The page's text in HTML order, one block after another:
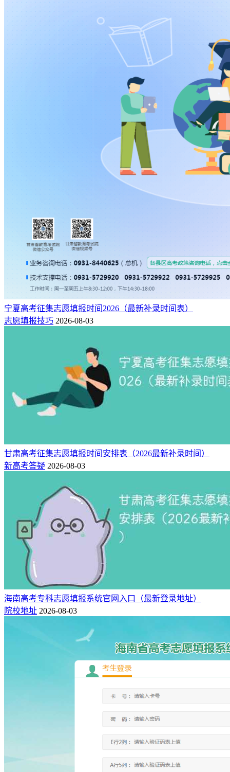
保健中心、体育医院或运动队医务室、社区卫生服务机构等单
位从事康复治疗工作。
随着高尔夫球场和足球场草坪的兴起，以及城市草坪绿化，让
草业科学专业人才需求不断攀升。作为一个既古老又年轻的专
业，毕业学生少，从业人数少，走上行业金字塔相对来说没那
辅导，优秀学生大三就能做硕士课题研究。作为中国农业大学
重点学科，草业科学系5年能拿到1个亿的科研基金。你说有多
8、核电专业
核电专业的冷门主要源于国人认为与“核”相关的工作是高辐
射、不安全的。另一方面的原因是核电相关专业的学生普遍需
要高学历，学习周期比较长，让很多学生望而却步。
宁夏高考征集志愿填报时间2026（最新补录时间表）
志愿填报技巧 2026-08-03
甘肃高考征集志愿填报时间安排表（2026最新补录时间）
新高考答疑 2026-08-03
海南高考专科志愿填报系统官网入口（最新登录地址）
院校地址 2026-08-03